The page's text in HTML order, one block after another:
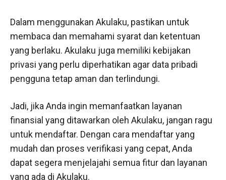
Dalam menggunakan Akulaku, pastikan untuk
membaca dan memahami syarat dan ketentuan
yang berlaku. Akulaku juga memiliki kebijakan
privasi yang perlu diperhatikan agar data pribadi
pengguna tetap aman dan terlindungi.
Jadi, jika Anda ingin memanfaatkan layanan
finansial yang ditawarkan oleh Akulaku, jangan ragu
untuk mendaftar. Dengan cara mendaftar yang
mudah dan proses verifikasi yang cepat, Anda
dapat segera menjelajahi semua fitur dan layanan
yang ada di Akulaku.